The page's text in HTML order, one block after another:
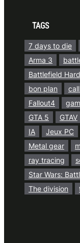
TAGS
7 days to die
Arma 3
Battlefield
bon plan
Fallout4
GTA 5
GTAV
IA
Jeux PC
Metal gear
ray tracing
Star Wars:
The division